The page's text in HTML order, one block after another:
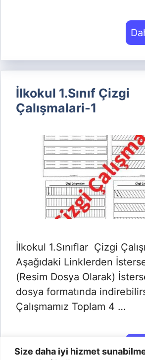
Size daha iyi hizmet
İlkokul 1.Sınıf Çizgi
Çalışmalari-1
İlkokul 1.Sınıflar Çizgi
Aşağıdaki Linklerden
(Resim Dosya Olarak)
dosya formatında
Çalışmamız Toplam 4 …